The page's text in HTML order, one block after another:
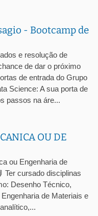
- Bootcamp de
e resolução de
de dar o próximo
de entrada do Grupo
Science: A sua porta de
passos na áre...
OU DE
ou Engenharia de
Ter cursado disciplinas
Desenho Técnico,
de Materiais e